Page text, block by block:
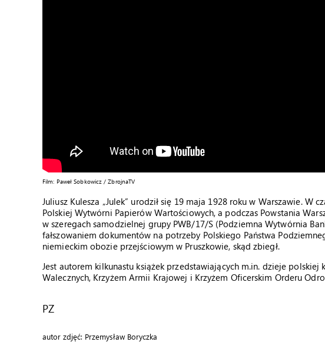
Film: Paweł Sobkowicz / ZbrojnaTV
Juliusz Kulesza „Julek” urodził się 19 maja 1928 roku w Warszawie. W
Polskiej Wytwórni Papierów Wartościowych, a podczas Powstania
w szeregach samodzielnej grupy PWB/17/S (Podziemna Wytwórnia
fałszowaniem dokumentów na potrzeby Polskiego Państwa
niemieckim obozie przejściowym w Pruszkowie, skąd zbiegł.
Jest autorem kilkunastu książek przedstawiających m.in. dzieje polskiej
Walecznych, Krzyżem Armii Krajowej i Krzyżem Oficerskim Orderu
PZ
autor zdjęć: Przemysław Boryczka